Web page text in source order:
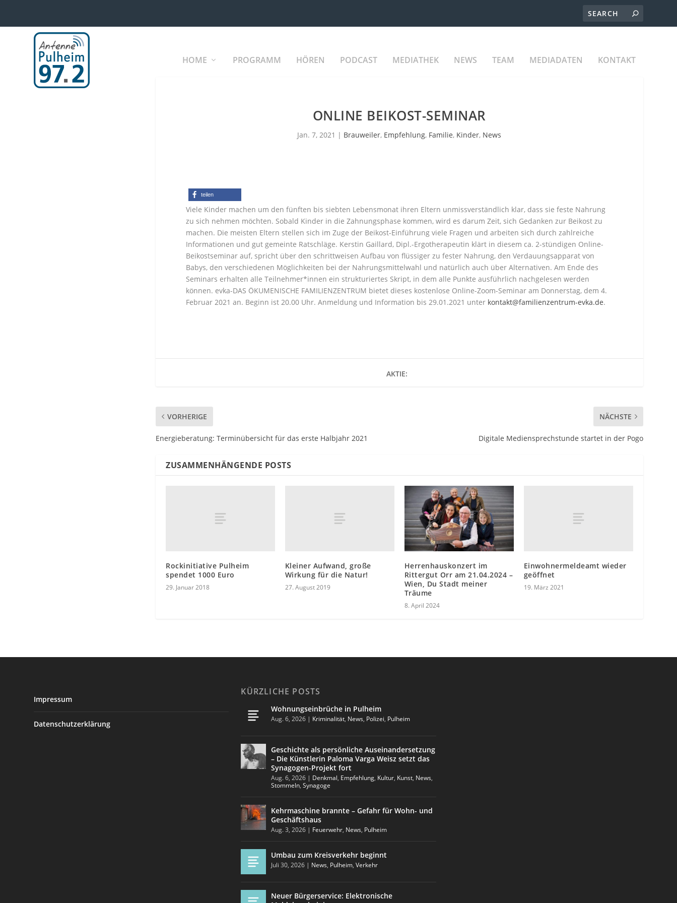
HOME PROGRAMM HÖREN PODCAST MEDIATHEK NEWS TEAM MEDIADATEN KONTAKT
ONLINE BEIKOST-SEMINAR
Jan. 7, 2021 | Brauweiler, Empfehlung, Familie, Kinder, News
teilen
Viele Kinder machen um den fünften bis siebten Lebensmonat ihren Eltern unmissver­ständlich klar, dass sie feste Nahrung
zu sich neh­men möchten. Sobald Kinder in die Zahnungs­phase kommen, wird es darum Zeit, sich Gedanken zur Beikost zu
machen. Die meisten Eltern stellen sich im Zuge der Beikost-Einführung viele Fragen und arbeiten sich durch zahlreiche
Informationen und gut gemeinte Ratschläge. Kerstin Gaillard, Dipl.-Ergotherapeutin klärt in diesem ca. 2-stündigen Online-
Beikostseminar auf, spricht über den schrittweisen Aufbau von flüssiger zu fester Nahrung, den Verdauungsapparat von
Babys, den verschiedenen Möglichkeiten bei der Nahrungsmittelwahl und natürlich auch über Alternativen. Am Ende des
Seminars erhalten alle Teilnehmer*innen ein strukturiertes Skript, in dem alle Punkte ausführlich nachgelesen werden
können. evka-DAS ÖKUMENISCHE FAMILIENZENTRUM bietet dieses kostenlose Online-Zoom-Seminar am Donnerstag, dem 4.
Februar 2021 an. Beginn ist 20.00 Uhr. Anmeldung und Information bis 29.01.2021 unter kontakt@familienzentrum-evka.de.
AKTIE:
VORHERIGE
Energieberatung: Terminübersicht für das erste Halbjahr 2021
NÄCHSTE
Digitale Mediensprechstunde startet in der Pogo
ZUSAMMENHÄNGENDE POSTS
Rockinitiative Pulheim
spendet 1000 Euro
29. Januar 2018
Kleiner Aufwand, große
Wirkung für die Natur!
27. August 2019
Herrenhauskonzert im
Rittergut Orr am 21.04.2024 –
Wien, Du Stadt meiner
Träume
8. April 2024
Einwohnermeldeamt wieder
geöffnet
19. März 2021
Impressum
Datenschutzerklärung
KÜRZLICHE POSTS
Wohnungseinbrüche in Pulheim
Aug. 6, 2026 | Kriminalität, News, Polizei, Pulheim
Geschichte als persönliche Auseinandersetzung
– Die Künstlerin Paloma Varga Weisz setzt das
Synagogen-Projekt fort
Aug. 6, 2026 | Denkmal, Empfehlung, Kultur, Kunst, News,
Stommeln,Synagoge
Kehrmaschine brannte – Gefahr für Wohn- und
Geschäftshaus
Aug. 3, 2026 | Feuerwehr, News, Pulheim
Umbau zum Kreisverkehr beginnt
Juli 30, 2026 | News, Pulheim,Verkehr
Neuer Bürgerservice: Elektronische